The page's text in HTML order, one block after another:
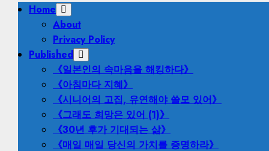
PrimaryHome
About
Privacy Policy
Published
《일본인의 속마음을 해킹하다》
《아침마다 지혜》
《시니어의 고집, 유연해야 쓸모 있어》
《그래도 희망은 있어 (1)》
《30년 후가 기대되는 삶》
《매일 매일 당신의 가치를 증명하라》